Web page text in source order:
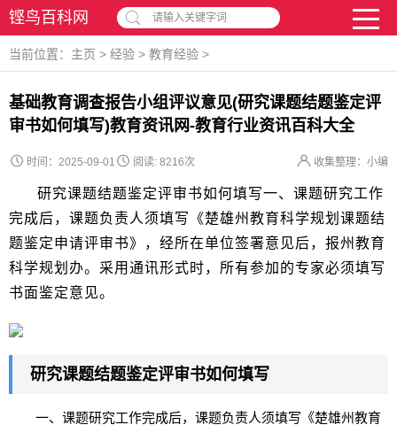
铿鸟百科网 请输入关键字词
当前位置： 主页 > 经验 > 教育经验 >
基础教育调查报告小组评议意见(研究课题结题鉴定评
审书如何填写)教育资讯网-教育行业资讯百科大全
时间：2025-09-01 收集整理：小编
阅读: 8216次
研究课题结题鉴定评审书如何填写一、课题研究工作
完成后，课题负责人须填写《楚雄州教育科学规划课题结
题鉴定申请评审书》，经所在单位签署意见后，报州教育
科学规划办。采用通讯形式时，所有参加的专家必须填写
书面鉴定意见。
研究课题结题鉴定评审书如何填写
一、课题研究工作完成后，课题负责人须填写《楚雄州教育